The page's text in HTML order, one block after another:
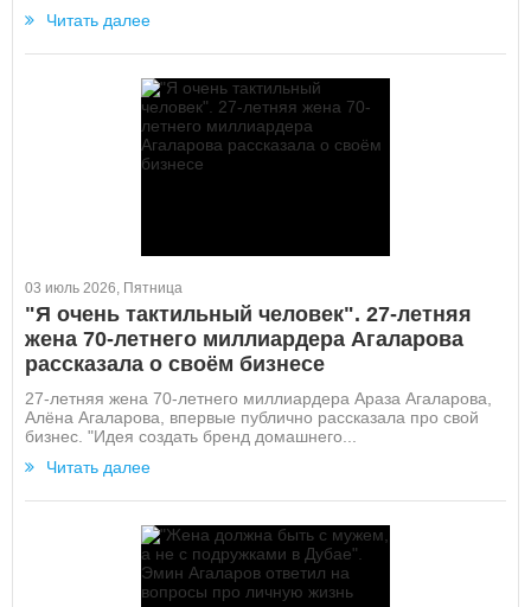
Читать далее
03 июль 2026, Пятница
"Я очень тактильный человек". 27-летняя
жена 70-летнего миллиардера Агаларова
рассказала о своём бизнесе
27-летняя жена 70-летнего миллиардера Араза Агаларова,
Алёна Агаларова, впервые публично рассказала про свой
бизнес. "Идея создать бренд домашнего...
Читать далее